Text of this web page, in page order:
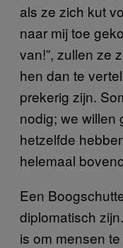
als ze zich kut
naar mij toe
van!”, zullen ze
hen dan te
prekerig zijn.
nodig; we willen
hetzelfde
helemaal
Een
diplomatisch
is om mensen